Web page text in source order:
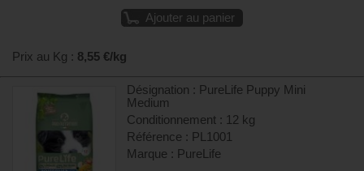
Ajouter au panier
Prix au Kg : 8,55 €/kg
Désignation : PureLife Puppy Mini
Medium
Conditionnement : 12 kg
Référence : PL1001
Marque : PureLife